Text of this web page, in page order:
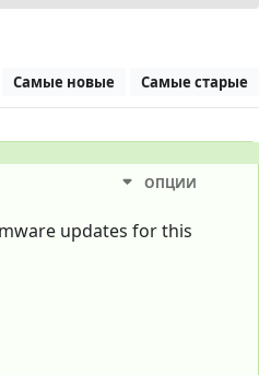
Самые новые Самые старые
ОПЦИИ
updates for this